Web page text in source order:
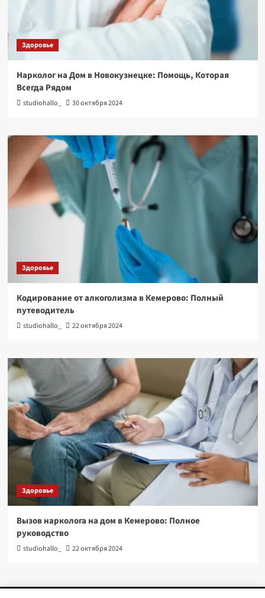
Здоровье
Нарколог на Дом в Новокузнецке: Помощь, Которая
Всегда Рядом
studiohallo_ 30 октября 2024
Здоровье
Кодирование от алкоголизма в Кемерово: Полный
путеводитель
studiohallo_ 22 октября 2024
Здоровье
Вызов нарколога на дом в Кемерово: Полное
руководство
studiohallo_ 22 октября 2024